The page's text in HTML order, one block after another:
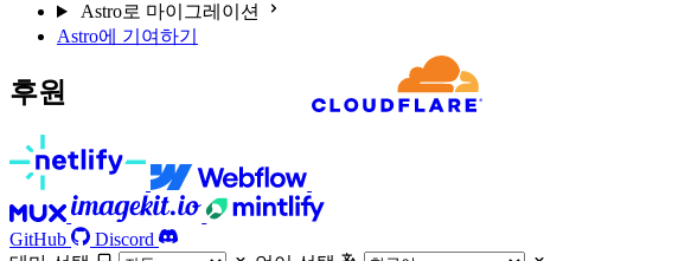
Astro로 마이그레이션
Astro에 기여하기
후원
GitHub
Discord